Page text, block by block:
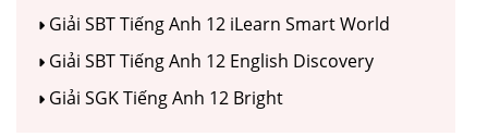
Giải SBT Tiếng Anh 12 iLearn Smart World
Giải SBT Tiếng Anh 12 English Discovery
Giải SGK Tiếng Anh 12 Bright